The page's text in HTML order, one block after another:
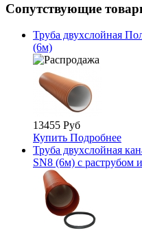
Сопутствующие
Труба двухслойная
(6м)
13455 Руб
Купить Подробнее
Труба двухслойная
SN8 (6м) с раструбом